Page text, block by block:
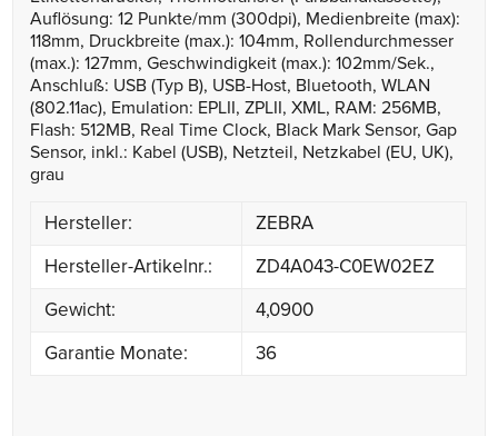
Auflösung: 12 Punkte/mm (300dpi), Medienbreite (max):
118mm, Druckbreite (max.): 104mm, Rollendurchmesser
(max.): 127mm, Geschwindigkeit (max.): 102mm/Sek.,
Anschluß: USB (Typ B), USB-Host, Bluetooth, WLAN
(802.11ac), Emulation: EPLII, ZPLII, XML, RAM: 256MB,
Flash: 512MB, Real Time Clock, Black Mark Sensor, Gap
Sensor, inkl.: Kabel (USB), Netzteil, Netzkabel (EU, UK),
grau
Hersteller:
ZEBRA
Hersteller-Artikelnr.:
ZD4A043-C0EW02EZ
Gewicht:
4,0900
Garantie Monate:
36